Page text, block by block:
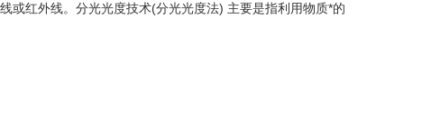
或红外线。分光光度技术(分光光度法) 主要是指利用物质*的